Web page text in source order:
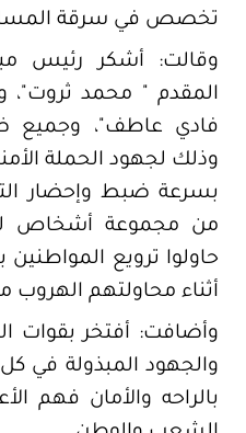
تخصص في سرقة
وقالت: أشكر رئيس
المقدم " محمد ثروت"،
فادي عاطف"، وجميع
وذلك لجهود الحملة
بسرعة ضبط وإحضار
من مجموعة أشخاص
حاولوا ترويع المواطنين
أثناء محاولتهم الهروب
وأضافت: أفتخر بقوات
والجهود المبذولة في
بالراحه والأمان فهم